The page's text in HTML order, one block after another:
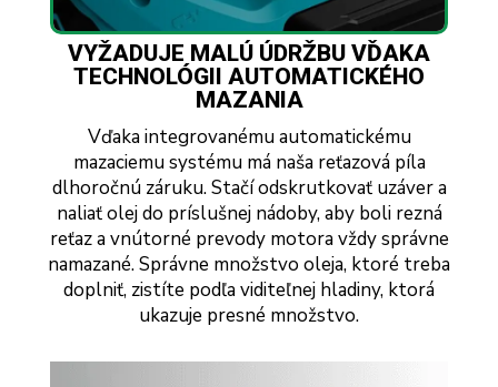
VYŽADUJE MALÚ ÚDRŽBU VĎAKA
TECHNOLÓGII AUTOMATICKÉHO
MAZANIA
Vďaka integrovanému automatickému
mazaciemu systému má naša reťazová píla
dlhoročnú záruku. Stačí odskrutkovať uzáver a
naliať olej do príslušnej nádoby, aby boli rezná
reťaz a vnútorné prevody motora vždy správne
namazané. Správne množstvo oleja, ktoré treba
doplniť, zistíte podľa viditeľnej hladiny, ktorá
ukazuje presné množstvo.